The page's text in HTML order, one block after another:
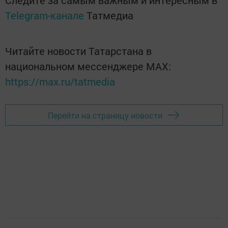
Telegram-канале Татмедиа
Читайте новости Татарстана в
национальном мессенджере MАХ:
https://max.ru/tatmedia
Перейти на страницу новости